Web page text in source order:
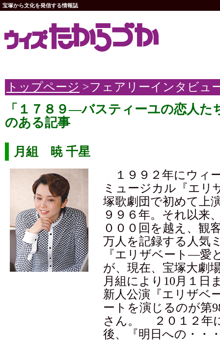
宝塚から文化を発信する情報誌
トップページ >フェアリーインタビュ
「１７８９―バスティーユの恋人
のある記事
月組 暁 千星
１９９２年にウィ
ミュージカル『エリ
塚歌劇団で初めて上
９９６年。それ以来
０００回を越え、観
万人を記録する人気
『エリザベート―愛
が、現在、宝塚大劇
月組により10月１日
新人公演『エリザベ
ートを演じるのが第
さん。 ２０１２年
後、『明日への・・